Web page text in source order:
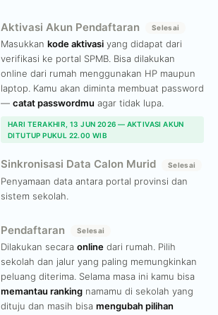
Aktivasi Akun Pendaftaran Selesai
Masukkan kode aktivasi yang didapat dari
verifikasi ke portal SPMB. Bisa dilakukan
online dari rumah menggunakan HP maupun
laptop. Kamu akan diminta membuat password
— catat passwordmu agar tidak lupa.
HARI TERAKHIR, 13 JUN 2026 — AKTIVASI AKUN
DITUTUP PUKUL 22.00 WIB
Sinkronisasi Data Calon Murid Selesai
Penyamaan data antara portal provinsi dan
sistem sekolah.
Pendaftaran Selesai
Dilakukan secara online dari rumah. Pilih
sekolah dan jalur yang paling memungkinkan
peluang diterima. Selama masa ini kamu bisa
memantau ranking namamu di sekolah yang
dituju dan masih bisa mengubah pilihan